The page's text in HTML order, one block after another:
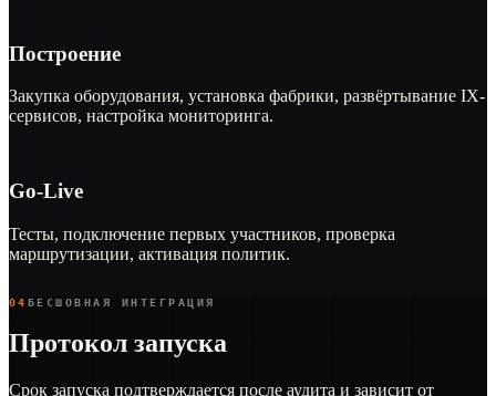
Построение
Закупка оборудования, установка фабрики, развёртывание IX-
сервисов, настройка мониторинга.
Go-Live
Тесты, подключение первых участников, проверка
маршрутизации, активация политик.
04 БЕСШОВНАЯ ИНТЕГРАЦИЯ
Протокол запуска
Срок запуска подтверждается после аудита и зависит от